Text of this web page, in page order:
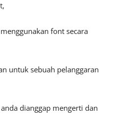
font secara
untuk sebuah pelanggaran
dianggap mengerti dan